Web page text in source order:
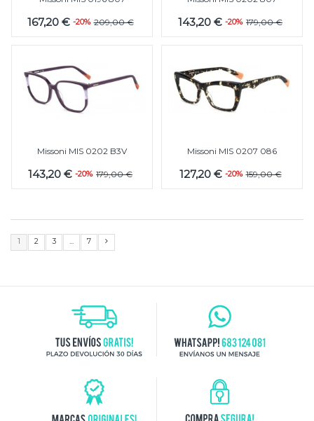
167,20 € -20% 209,00 € 143,20 € -20% 179,00 €
Missoni MIS 0202 B3V
143,20 € -20% 179,00 €
Missoni MIS 0207 086
127,20 € -20% 159,00 €
1 2 3 ... 7